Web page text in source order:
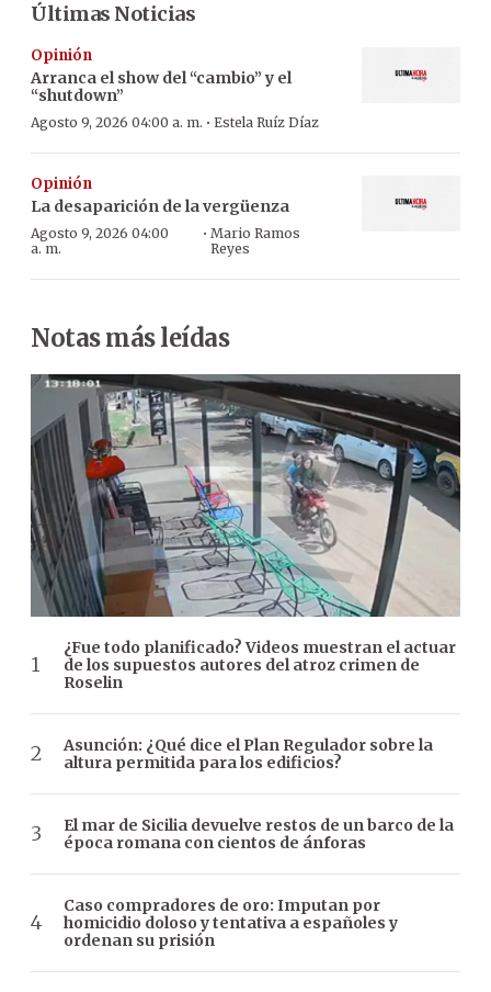
Últimas Noticias
Opinión
Arranca el show del “cambio” y el
“shutdown”
Agosto 9, 2026 04:00 a. m. · Estela Ruíz Díaz
Opinión
La desaparición de la vergüenza
Agosto 9, 2026 04:00
a. m.
· Mario Ramos
Reyes
Notas más leídas
¿Fue todo planificado? Videos muestran el actuar
de los supuestos autores del atroz crimen de
Roselin
Asunción: ¿Qué dice el Plan Regulador sobre la
altura permitida para los edificios?
El mar de Sicilia devuelve restos de un barco de la
época romana con cientos de ánforas
Caso compradores de oro: Imputan por
homicidio doloso y tentativa a españoles y
ordenan su prisión